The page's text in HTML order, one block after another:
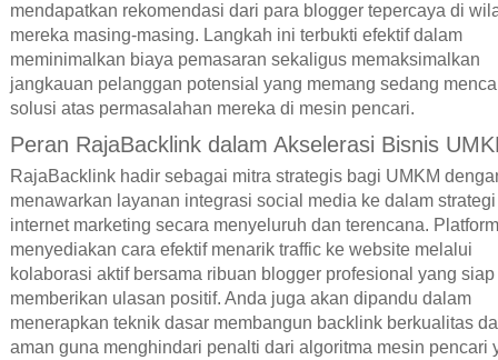
mendapatkan rekomendasi dari para blogger tepercaya di
mereka masing-masing. Langkah ini terbukti efektif dalam
meminimalkan biaya pemasaran sekaligus memaksimalkan
jangkauan pelanggan potensial yang memang sedang
solusi atas permasalahan mereka di mesin pencari.
Peran RajaBacklink dalam Akselerasi Bisnis
RajaBacklink hadir sebagai mitra strategis bagi UMKM
menawarkan layanan integrasi social media ke dalam strategi
internet marketing secara menyeluruh dan terencana.
menyediakan cara efektif menarik traffic ke website melalui
kolaborasi aktif bersama ribuan blogger profesional yang siap
memberikan ulasan positif. Anda juga akan dipandu dalam
menerapkan teknik dasar membangun backlink berkualitas
aman guna menghindari penalti dari algoritma mesin pencari